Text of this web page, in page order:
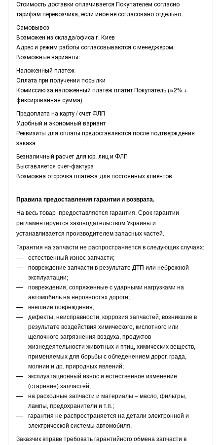
Стоимость доставки оплачивается Покупателем согласно
тарифам перевозчика, если иное не согласовано отдельно.
Самовывоз
Возможен из склада/офиса г. Киев
Адрес и режим работы согласовываются с менеджером.
Возможные варианты:
Наложенный платеж
Оплата при получении посылки
Комиссию за наложенный платеж платит Покупатель (≈2% +
фиксированная сумма)
Предоплата на карту / счет ФЛП
Удобный и экономный вариант
Реквизиты для оплаты предоставляются после подтверждения
заказа
Безналичный расчет для юр. лиц и ФЛП
Выставляется счет-фактура
Возможна отсрочка платежа для постоянных клиентов.
Правила предоставления гарантии и возврата.
На весь товар предоставляется гарантия. Срок гарантии
регламентируется законодательством Украины и
устанавливается производителем запасных частей.
Гарантия на запчасти не распространяется в следующих случаях:
естественный износ запчасти;
повреждение запчасти в результате ДТП или небрежной
эксплуатации;
повреждения, сопряженные с ударными нагрузками на
автомобиль на неровностях дороги;
внешние повреждения;
дефекты, неисправности, коррозия запчастей, возникшие в
результате воздействия химического, кислотного или
щелочного загрязнения воздуха, продуктов
жизнедеятельности животных и птиц, химических веществ,
применяемых для борьбы с обледенением дорог, града,
молнии и др. природных явлений;
эксплуатационный износ и естественное изменение
(старение) запчастей;
на расходные запчасти и материалы – масло, фильтры,
лампы, предохранители и т.п.;
гарантия не распространяется на детали электронной и
электрической системы автомобиля.
Заказчик вправе требовать гарантийного обмена запчасти в